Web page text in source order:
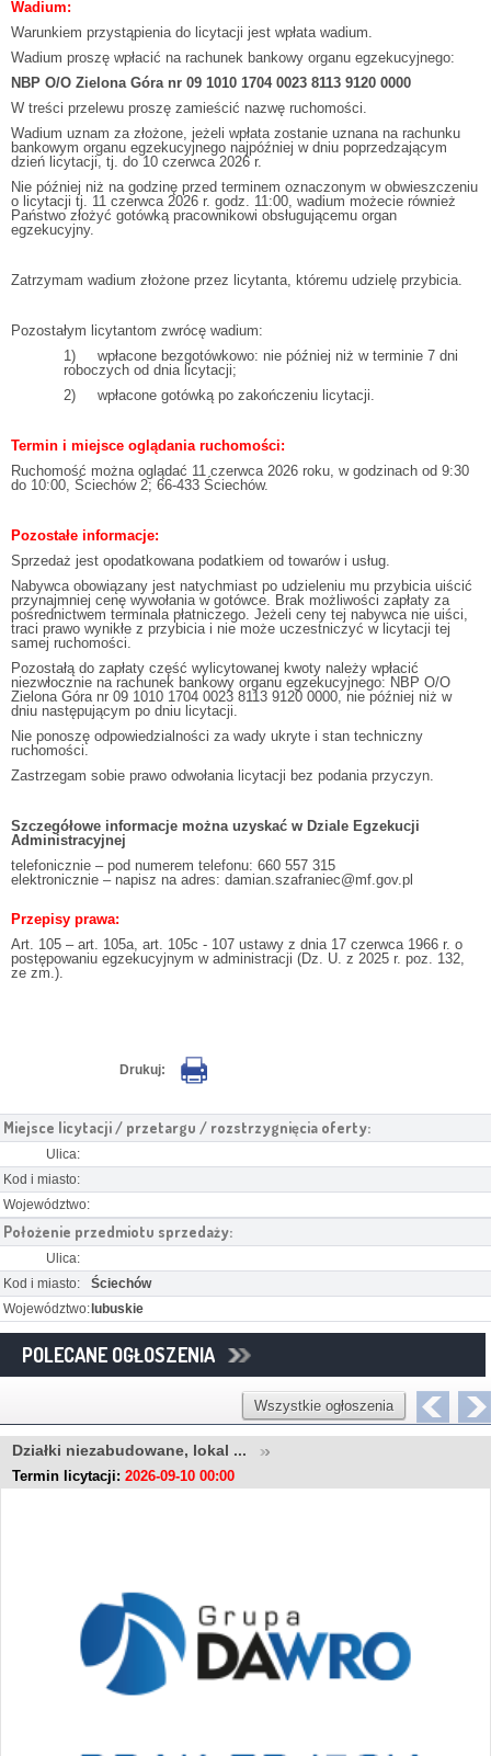
Wadium:
Warunkiem przystąpienia do licytacji jest wpłata wadium.
Wadium proszę wpłacić na rachunek bankowy organu egzekucyjnego:
NBP O/O Zielona Góra nr 09 1010 1704 0023 8113 9120 0000
W treści przelewu proszę zamieścić nazwę ruchomości.
Wadium uznam za złożone, jeżeli wpłata zostanie uznana na rachunku
bankowym organu egzekucyjnego najpóźniej w dniu poprzedzającym
dzień licytacji, tj. do 10 czerwca 2026 r.
Nie później niż na godzinę przed terminem oznaczonym w obwieszczeniu
o licytacji tj. 11 czerwca 2026 r. godz. 11:00, wadium możecie również
Państwo złożyć gotówką pracownikowi obsługującemu organ
egzekucyjny.
Zatrzymam wadium złożone przez licytanta, któremu udzielę przybicia.
Pozostałym licytantom zwrócę wadium:
1) wpłacone bezgotówkowo: nie później niż w terminie 7 dni
roboczych od dnia licytacji;
2) wpłacone gotówką po zakończeniu licytacji.
Termin i miejsce oglądania ruchomości:
Ruchomość można oglądać 11 czerwca 2026 roku, w godzinach od 9:30
do 10:00, Ściechów 2; 66-433 Ściechów.
Pozostałe informacje:
Sprzedaż jest opodatkowana podatkiem od towarów i usług.
Nabywca obowiązany jest natychmiast po udzieleniu mu przybicia uiścić
przynajmniej cenę wywołania w gotówce. Brak możliwości zapłaty za
pośrednictwem terminala płatniczego. Jeżeli ceny tej nabywca nie uiści,
traci prawo wynikłe z przybicia i nie może uczestniczyć w licytacji tej
samej ruchomości.
Pozostałą do zapłaty część wylicytowanej kwoty należy wpłacić
niezwłocznie na rachunek bankowy organu egzekucyjnego: NBP O/O
Zielona Góra nr 09 1010 1704 0023 8113 9120 0000, nie później niż w
dniu następującym po dniu licytacji.
Nie ponoszę odpowiedzialności za wady ukryte i stan techniczny
ruchomości.
Zastrzegam sobie prawo odwołania licytacji bez podania przyczyn.
Szczegółowe informacje można uzyskać w Dziale Egzekucji
Administracyjnej
telefonicznie – pod numerem telefonu: 660 557 315
elektronicznie – napisz na adres: damian.szafraniec@mf.gov.pl
Przepisy prawa:
Art. 105 – art. 105a, art. 105c - 107 ustawy z dnia 17 czerwca 1966 r. o
postępowaniu egzekucyjnym w administracji (Dz. U. z 2025 r. poz. 132,
ze zm.).
Drukuj:
Miejsce licytacji / przetargu / rozstrzygnięcia oferty:
Ulica:
Kod i miasto:
Województwo:
Położenie przedmiotu sprzedaży:
Ulica:
Kod i miasto:
Ściechów
Województwo:lubuskie
POLECANE OGŁOSZENIA
Wszystkie ogłoszenia
Działki niezabudowane, lokal ...
Termin licytacji: 2026-09-10 00:00